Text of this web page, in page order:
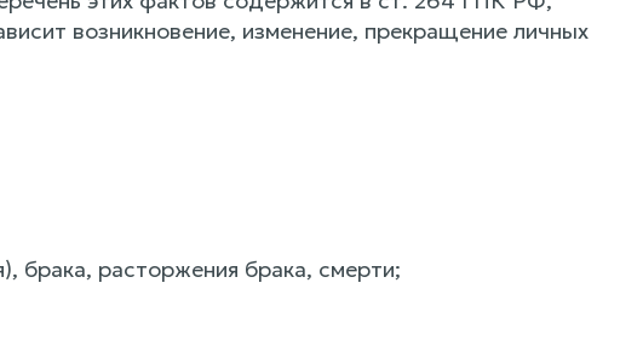
возникновение, изменение, прекращение личных
брака, расторжения брака, смерти;